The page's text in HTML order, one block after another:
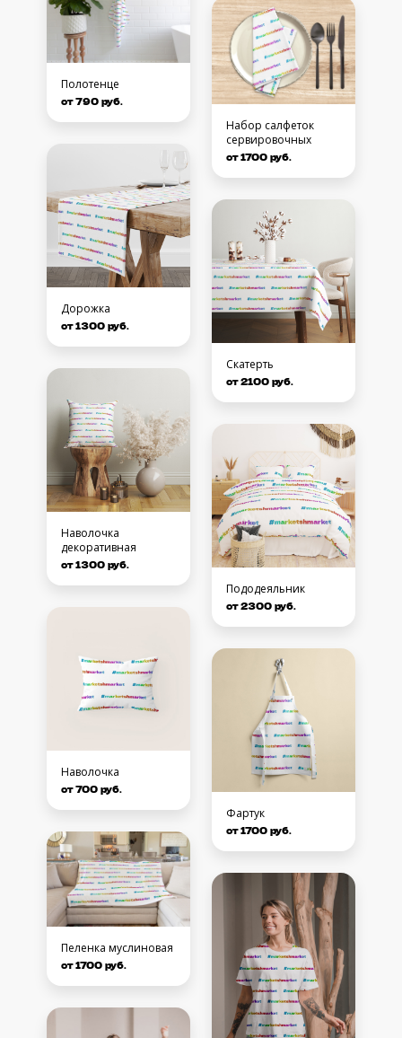
Полотенце
от 790 руб.
Дорожка
от 1300 руб.
Наволочка
декоративная
от 1300 руб.
Наволочка
от 700 руб.
Пеленка муслиновая
от 1700 руб.
Набор салфеток
сервировочных
от 1700 руб.
Скатерть
от 2100 руб.
Пододеяльник
от 2300 руб.
Фартук
от 1700 руб.